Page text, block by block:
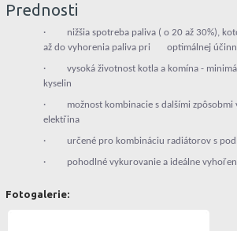
Prednosti
· nižšia spotreba paliva ( o 20 až 30%),
až do vyhorenia paliva pri optimálnej
· vysoká životnost kotla a komína -
kyselin
· možnost kombinacie s dalšími zpôsobmi
elektřina
· určené pro kombináciu radiátorov s
· pohodlné vykurovanie a ideálne
Fotogalerie: